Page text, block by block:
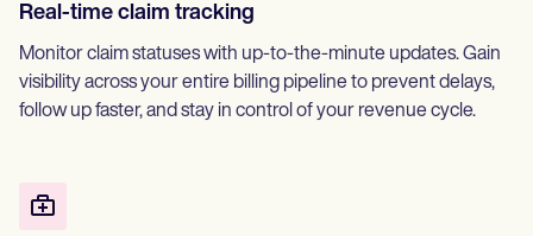
Real-time claim tracking
Monitor claim statuses with up-to-the-minute updates. Gain
visibility across your entire billing pipeline to prevent delays,
follow up faster, and stay in control of your revenue cycle.